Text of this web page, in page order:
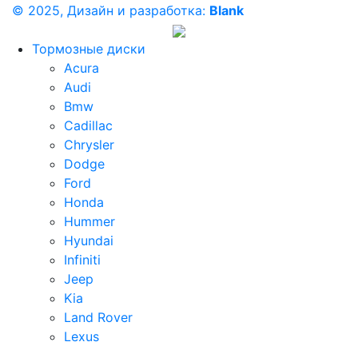
© 2025, Дизайн и разработка: Blank
Тормозные диски
Acura
Audi
Bmw
Cadillac
Chrysler
Dodge
Ford
Honda
Hummer
Hyundai
Infiniti
Jeep
Kia
Land Rover
Lexus